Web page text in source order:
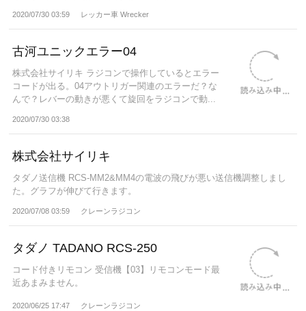
2020/07/30 03:59 レッカー車 Wrecker
古河ユニックエラー04
株式会社サイリキ ラジコンで操作しているとエラー
コードが出る。04アウトリガー関連のエラーだ？な
んで？レバーの動きが悪くて旋回をラジコンで動...
2020/07/30 03:38
株式会社サイリキ
タダノ送信機 RCS-MM2&MM4の電波の飛びが悪い送信機調整しまし
た。グラフが伸びて行きます。
2020/07/08 03:59 クレーンラジコン
タダノ TADANO RCS-250
コード付きリモコン 受信機【03】リモコンモード最
近あまみません。
2020/06/25 17:47 クレーンラジコン